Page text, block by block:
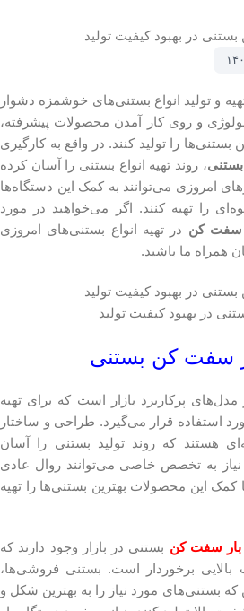
و تولید انواع بستنی‌های خوشمزه دشوار
و روی کار آمدن محصولات پیشرفته،
بستنی‌ها را تولید کنند. در واقع به کارگیری
، روند تهیه انواع بستنی را آسان کرده
امروزی می‌توانند به کمک این دستگاه‌ها
انواع بستنی‌های ساده و میوه‎‌ای را تهیه کنند. اگر می‌خواهید در مورد
سفت کن در تهیه انواع بستنی‌های امروزی
همراه ما باشید.
در بهبود کیفیت تولید
سفت کن بستنی
مدل‌های پرکاربرد بازار است که برای تهیه
استفاده قرار می‌گیرد. طراحی و ساختار
هستند که روند تولید بستنی را آسان
نیاز به تخصص خاصی می‌توانند روال عادی
کمک این محصولات بهترین بستنی‌ها را تهیه
بار سفت کن بستنی در بازار وجود دارند که
بالایی برخوردار است. بستنی‌ فروشی‌ها،
که بستنی‌های مورد نیاز را به بهترین شکل و